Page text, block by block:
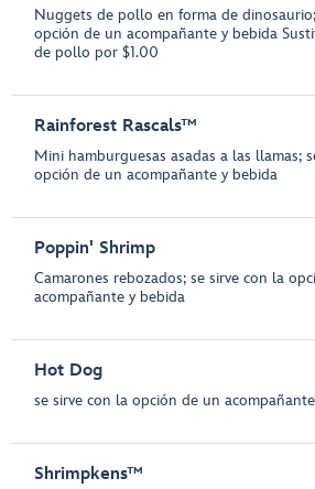
Nuggets de pollo en forma de
opción de un acompañante y bebida
de pollo por $1.00
Rainforest Rascals™
Mini hamburguesas asadas a las llamas;
opción de un acompañante y bebida
Poppin' Shrimp
Camarones rebozados; se sirve con la
acompañante y bebida
Hot Dog
se sirve con la opción de un
Shrimpkens™